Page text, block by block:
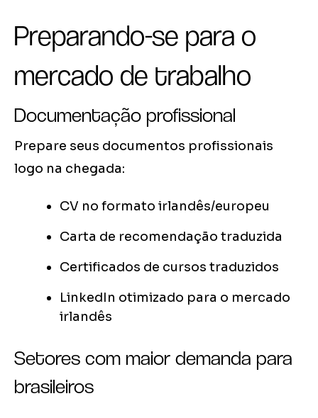
Preparando-se para o
mercado de trabalho
Documentação profissional
Prepare seus documentos profissionais
logo na chegada:
CV no formato irlandês/europeu
Carta de recomendação traduzida
Certificados de cursos traduzidos
LinkedIn otimizado para o mercado
irlandês
Setores com maior demanda para
brasileiros